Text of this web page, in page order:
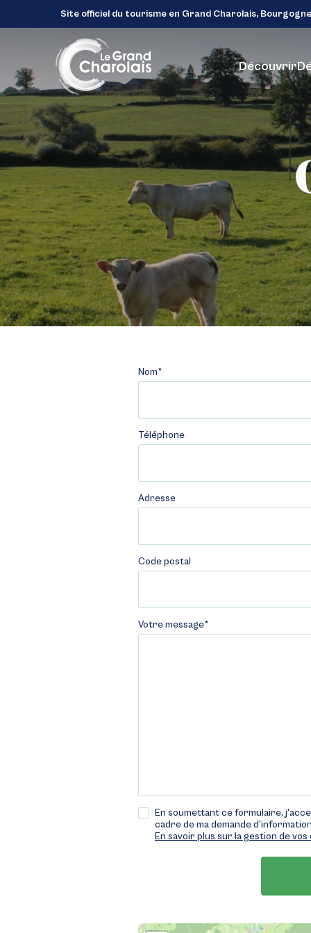
Site officiel du tourisme en Grand Charolais,
Découvrir
Nom*
Téléphone
Adresse
Code postal
Votre message*
En soumettant ce formulaire,
cadre de ma demande
En savoir plus sur la gestion de